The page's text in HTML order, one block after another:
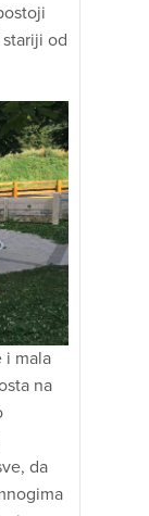
od
i mala
na
da